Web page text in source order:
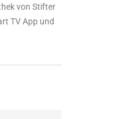
von Stifter
TV App und